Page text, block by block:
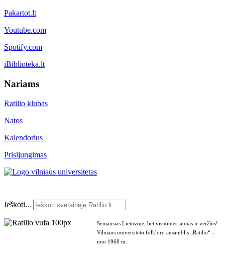
Pakartot.lt
Youtube.com
Spotify.com
iBiblioteka.lt
Nariams
Ratilio klubas
Natos
Kalendorius
Prisijungimas
Ieškoti...
Seniausias Lietuvoje, bet visuomet jaunas ir veržlus!
Vilniaus universiteto folkloro ansamblis „Ratilio“ –
nuo 1968 m.